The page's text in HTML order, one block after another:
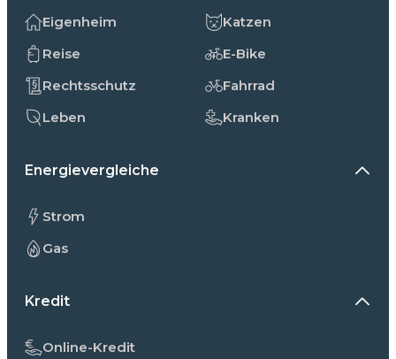
Eigenheim
Reise
Rechtsschutz
Leben
Katzen
E-Bike
Fahrrad
Kranken
Energievergleiche
Strom
Gas
Kredit
Online-Kredit